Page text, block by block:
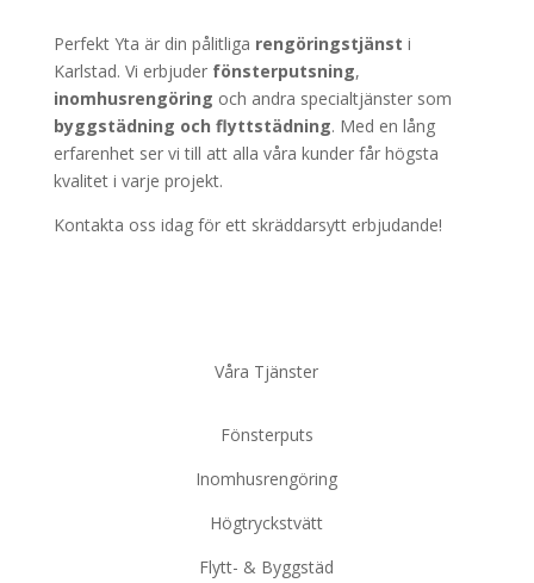
Perfekt Yta är din pålitliga rengöringstjänst i
Karlstad. Vi erbjuder fönsterputsning,
inomhusrengöring och andra specialtjänster som
byggstädning och flyttstädning. Med en lång
erfarenhet ser vi till att alla våra kunder får högsta
kvalitet i varje projekt.
Kontakta oss idag för ett skräddarsytt erbjudande!
Våra Tjänster
Fönsterputs
Inomhusrengöring
Högtryckstvätt
Flytt- & Byggstäd